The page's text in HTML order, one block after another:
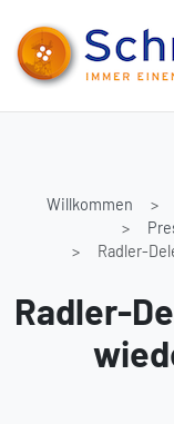
Willkommen
Radler-
Radler-